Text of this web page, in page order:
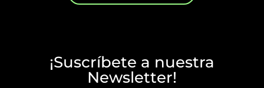
¡Suscríbete a nuestra
Newsletter!